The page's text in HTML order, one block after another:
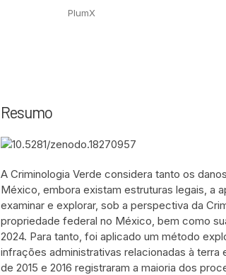
PlumX
Resumo
A Criminologia Verde considera tanto os
México, embora existam estruturas legais, a
examinar e explorar, sob a perspectiva da
propriedade federal no México, bem como
2024. Para tanto, foi aplicado um método
infrações administrativas relacionadas à
de 2015 e 2016 registraram a maioria dos